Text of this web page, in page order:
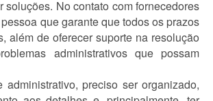
soluções. No contato com fornecedores
que garante que todos os prazos
além de oferecer suporte na resolução
administrativos que possam
administrativo, preciso ser organizado,